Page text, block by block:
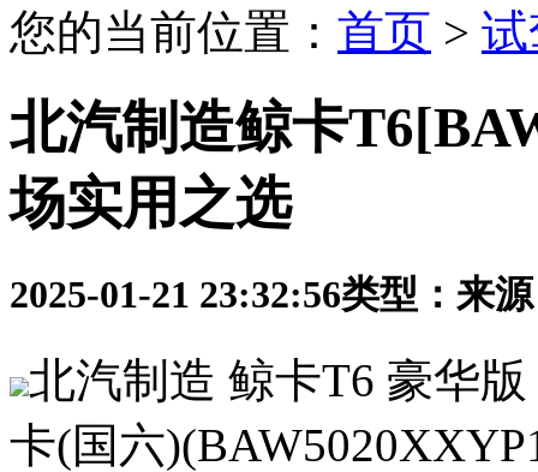
您的当前位置： 首页 >
北汽制造鲸卡
场实用之选
2025-01-21 23:32:56类型： 来
北汽制造 鲸卡T6 豪华
卡(国六